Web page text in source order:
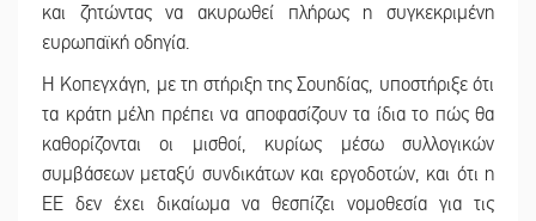
και ζητώντας να ακυρωθεί πλήρως η συγκεκριμένη
ευρωπαϊκή οδηγία.
Η Κοπεγχάγη, με τη στήριξη της Σουηδίας, υποστήριξε ότι
τα κράτη μέλη πρέπει να αποφασίζουν τα ίδια το πώς θα
καθορίζονται οι μισθοί, κυρίως μέσω συλλογικών
συμβάσεων μεταξύ συνδικάτων και εργοδοτών, και ότι η
ΕΕ δεν έχει δικαίωμα να θεσπίζει νομοθεσία για τις